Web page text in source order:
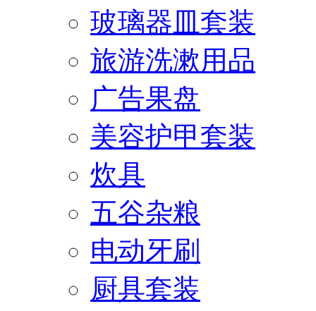
玻璃器皿套装
旅游洗漱用品
广告果盘
美容护甲套装
炊具
五谷杂粮
电动牙刷
厨具套装